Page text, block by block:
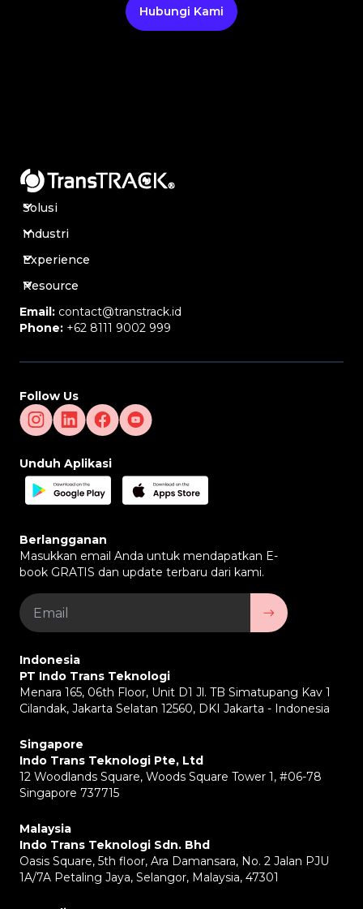
Hubungi Kami
Solusi
Industri
Experience
Resource
Email: contact@transtrack.id
Phone: +62 8111 9002 999
Follow Us
Unduh Aplikasi
Berlangganan
Masukkan email Anda untuk mendapatkan E-
book GRATIS dan update terbaru dari kami.
Indonesia
PT Indo Trans Teknologi
Menara 165, 06th Floor, Unit D1 Jl. TB Simatupang Kav 1
Cilandak, Jakarta Selatan 12560, DKI Jakarta - Indonesia
Singapore
Indo Trans Teknologi Pte, Ltd
12 Woodlands Square, Woods Square Tower 1, #06-78
Singapore 737715
Malaysia
Indo Trans Teknologi Sdn. Bhd
Oasis Square, 5th floor, Ara Damansara, No. 2 Jalan PJU
1A/7A Petaling Jaya, Selangor, Malaysia, 47301